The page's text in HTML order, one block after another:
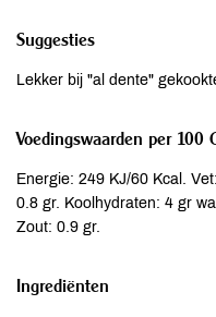
Suggesties
Lekker bij "al dente"
Voedingswaarden per 100
Energie: 249 KJ/60 Kcal.
0.8 gr. Koolhydraten: 4 gr
Zout: 0.9 gr.
Ingrediënten